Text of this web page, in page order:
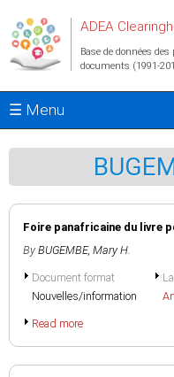
ADEA
Base de données
documents (1991-
☰ Menu
Foire panafricaine du livre
By BUGEMBE, Mary H.
Document format
Nouvelles/information
Read more